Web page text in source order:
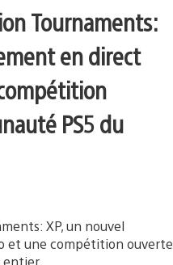
Tournaments:
en direct
PS5 du